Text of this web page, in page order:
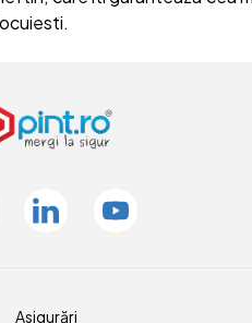
Linkedin Youtube
Asigurări